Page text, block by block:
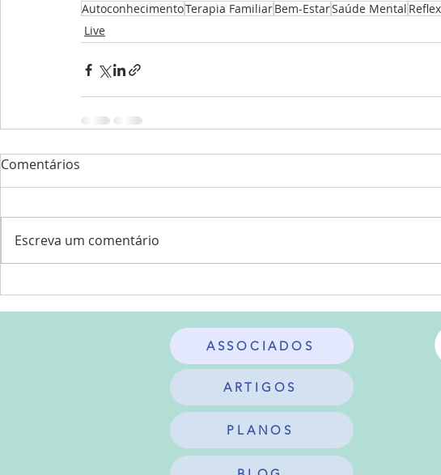
AutoconhecimentoTerapia FamiliarBem-EstarSaúde Mental
Live
Comentários
Escreva um comentário
ASSOCIADOS
ARTIGOS
PLANOS